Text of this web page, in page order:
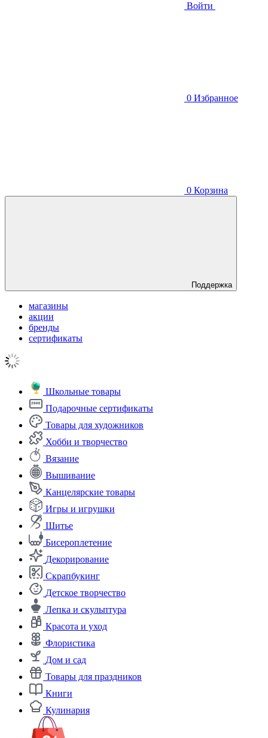
Войти
0 Избранное
0 Корзина
Поддержка
магазины
акции
бренды
сертификаты
Школьные товары
Подарочные сертификаты
Товары для художников
Хобби и творчество
Вязание
Вышивание
Канцелярские товары
Игры и игрушки
Шитье
Бисероплетение
Декорирование
Скрапбукинг
Детское творчество
Лепка и скульптура
Красота и уход
Флористика
Дом и сад
Товары для праздников
Книги
Кулинария